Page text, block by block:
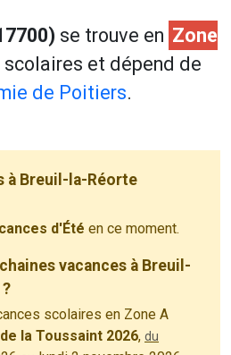
se trouve en Zone
et dépend de
de Poitiers.
à Breuil-la-Réorte
d'Été en ce moment.
vacances à Breuil-
scolaires en Zone A
la Toussaint 2026, du